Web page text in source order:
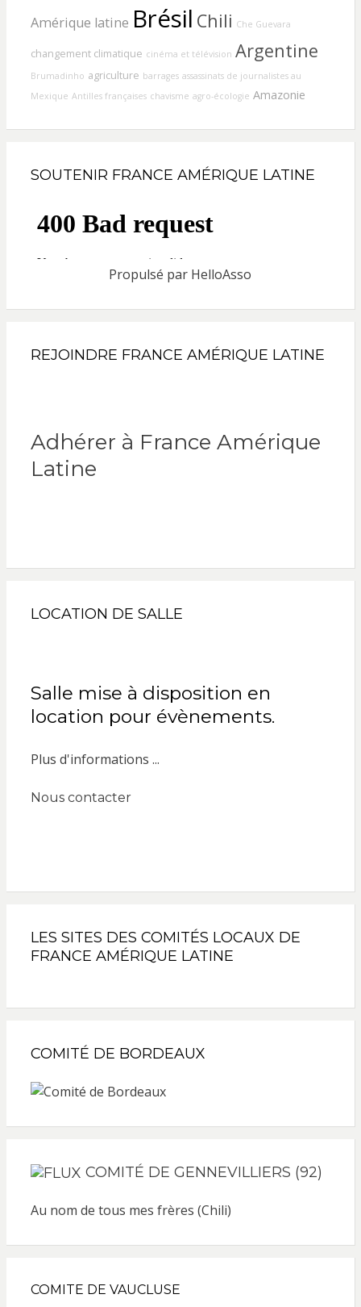
Amérique latine Brésil Chili Che Guevara
changement climatique cinéma et télévision Argentine
Brumadinho agriculture barrages assassinats de journalistes au
Mexique Antilles françaises chavisme agro-écologie Amazonie
SOUTENIR FRANCE AMÉRIQUE LATINE
Propulsé par HelloAsso
REJOINDRE FRANCE AMÉRIQUE LATINE
Adhérer à France Amérique
Latine
LOCATION DE SALLE
Salle mise à disposition en
location pour évènements.
Plus d'informations ...
Nous contacter
LES SITES DES COMITÉS LOCAUX DE
FRANCE AMÉRIQUE LATINE
COMITÉ DE BORDEAUX
COMITÉ DE GENNEVILLIERS (92)
Au nom de tous mes frères (Chili)
COMITE DE VAUCLUSE